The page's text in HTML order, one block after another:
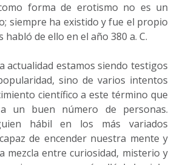
forma de erotismo no es un
siempre ha existido y fue el propio
de ello en el año 380 a. C.
actualidad estamos siendo testigos
sino de varios intentos
científico a este término que
un buen número de personas.
hábil en los más variados
de encender nuestra mente y
mezcla entre curiosidad, misterio y